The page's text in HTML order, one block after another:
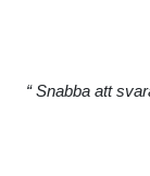
Snabba att